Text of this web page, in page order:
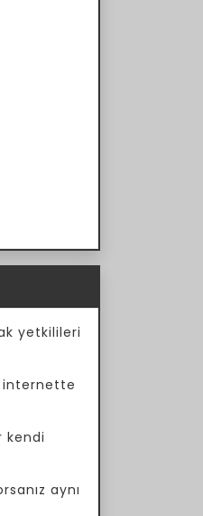
yetkilileri
internette
kendi
aynı